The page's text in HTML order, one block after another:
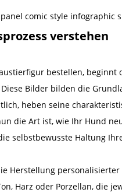
verstehen
bestellen, beginnt
Bilder bilden die
heben seine
die Art ist, wie Ihr Hund
selbstbewusste Haltung
Herstellung
Harz oder Porzellan, die